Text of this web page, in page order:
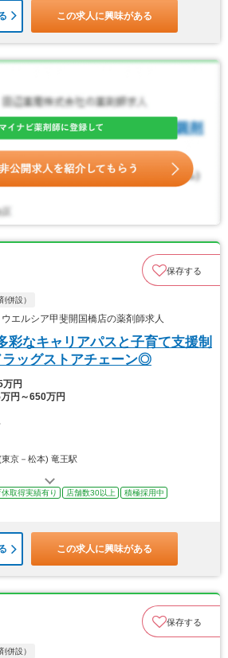
この求人に興味がある
保存する
併設）
エルシア甲斐開国橋店の薬剤師求人
彩なキャリアパスと子育て支援制
ラッグストアチェーン◎
万円
万円～650万円
東京－松本) 竜王駅
取得実績有り 店舗数30以上
積極採用中
この求人に興味がある
保存する
併設）